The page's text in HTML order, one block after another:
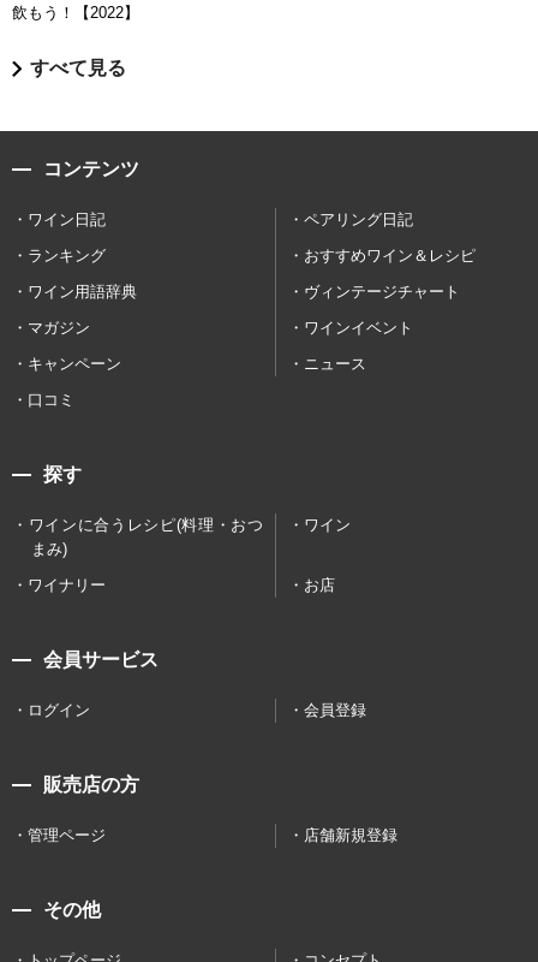
飲もう！【2022】
すべて見る
コンテンツ
ワイン日記
ペアリング日記
ランキング
おすすめワイン＆レシピ
ワイン用語辞典
ヴィンテージチャート
マガジン
ワインイベント
キャンペーン
ニュース
口コミ
探す
ワインに合うレシピ(料理・おつ
まみ)
ワイン
ワイナリー お店
会員サービス
ログイン 会員登録
販売店の方
管理ページ 店舗新規登録
その他